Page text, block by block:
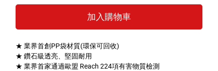
特色服務
加入購物車
★ 業界首創PP袋材質(環保可回收)
★ 鑽石級透亮、堅固耐用
★ 業界首家通過歐盟 Reach 224項有害物質檢測